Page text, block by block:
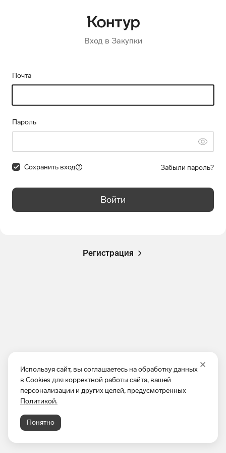
Используя сайт, вы соглашаетесь на обработку данных
в Cookies для корректной работы сайта, вашей
персонализации и других целей, предусмотренных
Политикой.
Понятно
Вход в Закупки
Почта
Пароль
Сохранить вход Забыли пароль?
Войти
Регистрация